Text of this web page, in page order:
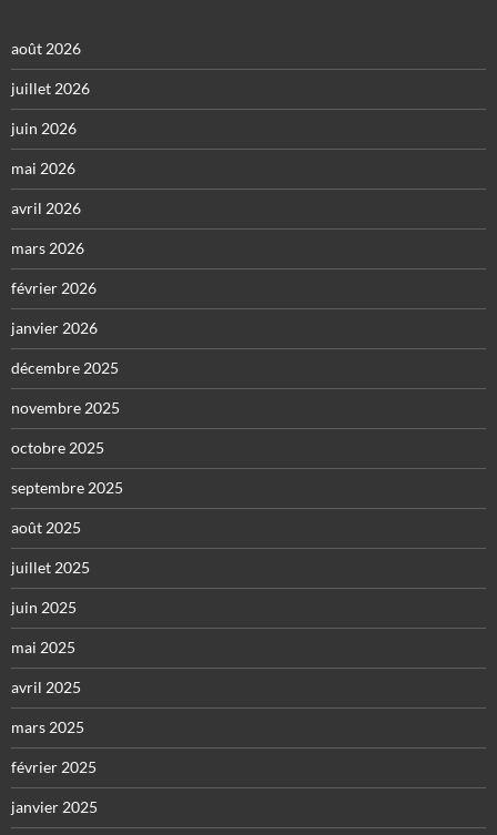
août 2026
juillet 2026
juin 2026
mai 2026
avril 2026
mars 2026
février 2026
janvier 2026
décembre 2025
novembre 2025
octobre 2025
septembre 2025
août 2025
juillet 2025
juin 2025
mai 2025
avril 2025
mars 2025
février 2025
janvier 2025